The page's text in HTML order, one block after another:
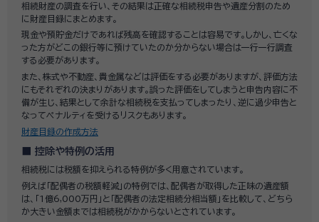
相続財産の調査を行い、その結果は正確な相続税申告や遺産分割のため
に財産目録にまとめます。
現金や預貯金だけであれば残高を確認することは容易です。しかし、亡くな
った方がどこの銀行等に預けていたのか分からない場合は一行一行調査
する必要があります。
また、株式や不動産、貴金属などは評価をする必要がありますが、評価方法
にもそれぞれの決まりがあります。誤った評価をしてしまうと申告内容に不
備が生じ、結果として余計な相続税を支払ってしまったり、逆に過少申告と
なってペナルティを受けるリスクもあります。
財産目録の作成方法
控除や特例の活用
相続税には税額を抑えられる特例が多く用意されています。
例えば「配偶者の税額軽減」の特例では、配偶者が取得した正味の遺産額
は、「1億6,000万円」と「配偶者の法定相続分相当額」を比較して、どちら
か大きい金額までは相続税がかからないとされています。